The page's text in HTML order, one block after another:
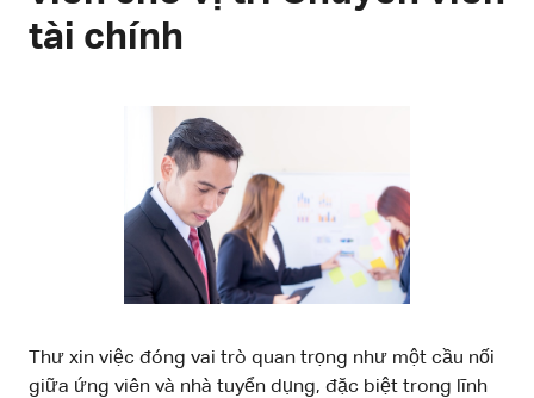
tài chính
Thư xin việc đóng vai trò quan trọng như một cầu nối
giữa ứng viên và nhà tuyển dụng, đặc biệt trong lĩnh